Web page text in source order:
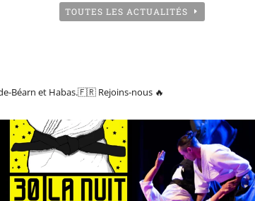
TOUTES LES ACTUALITÉS
Béarn et Habas.🇫🇷 Rejoins-nous 🔥